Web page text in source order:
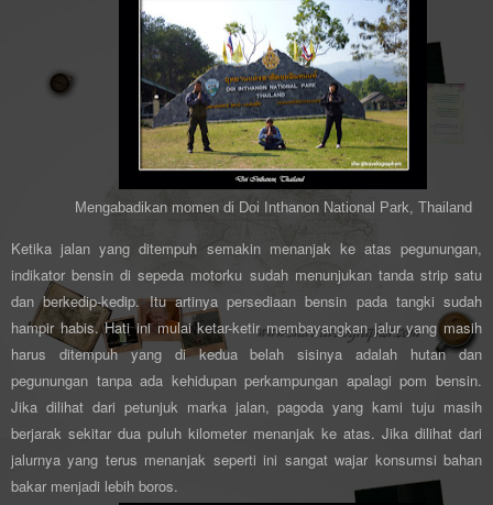
Mengabadikan momen di Doi Inthanon National Park, Thailand
Ketika jalan yang ditempuh semakin menanjak ke atas pegunungan,
indikator bensin di sepeda motorku sudah menunjukan tanda strip satu
dan berkedip-kedip. Itu artinya persediaan bensin pada tangki sudah
hampir habis. Hati ini mulai ketar-ketir membayangkan jalur yang masih
harus ditempuh yang di kedua belah sisinya adalah hutan dan
pegunungan tanpa ada kehidupan perkampungan apalagi pom bensin.
Jika dilihat dari petunjuk marka jalan, pagoda yang kami tuju masih
berjarak sekitar dua puluh kilometer menanjak ke atas. Jika dilihat dari
jalurnya yang terus menanjak seperti ini sangat wajar konsumsi bahan
bakar menjadi lebih boros.